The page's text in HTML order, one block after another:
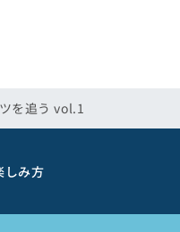
を追う vol.1
しみ方